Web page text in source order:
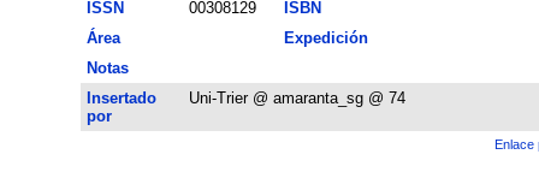
ISSN
00308129
ISBN
Área
Expedición
Notas
Insertado
por
Uni-Trier @ amaranta_sg @ 74
Enlace